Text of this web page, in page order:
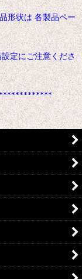
形状は 各製品ペー
定にご注意くださ